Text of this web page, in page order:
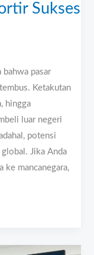
Sukses
bahwa pasar
Ketakutan
hingga
luar negeri
potensi
Jika Anda
ke mancanegara,